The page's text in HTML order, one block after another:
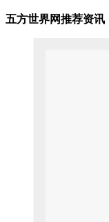
五方世界网推荐资讯